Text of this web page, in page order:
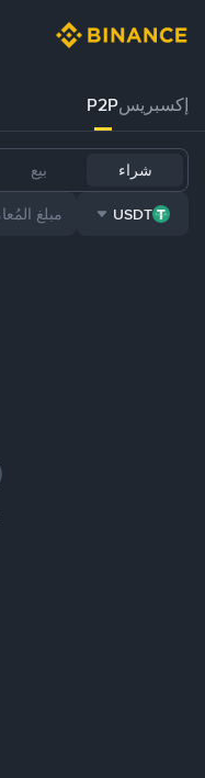
إكسبريسP2P
شراء بيع
USDT